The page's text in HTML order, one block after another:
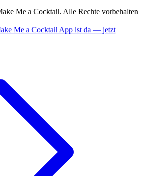
Me a Cocktail. Alle Rechte vorbehalten
Me a Cocktail App ist da — jetzt